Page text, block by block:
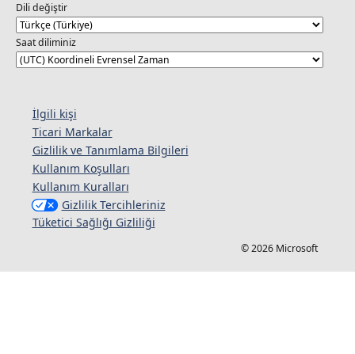
Dili değiştir
Saat diliminiz
İlgili kişi
Ticari Markalar
Gizlilik ve Tanımlama Bilgileri
Kullanım Koşulları
Kullanım Kuralları
Gizlilik Tercihleriniz
Tüketici Sağlığı Gizliliği
© 2026 Microsoft